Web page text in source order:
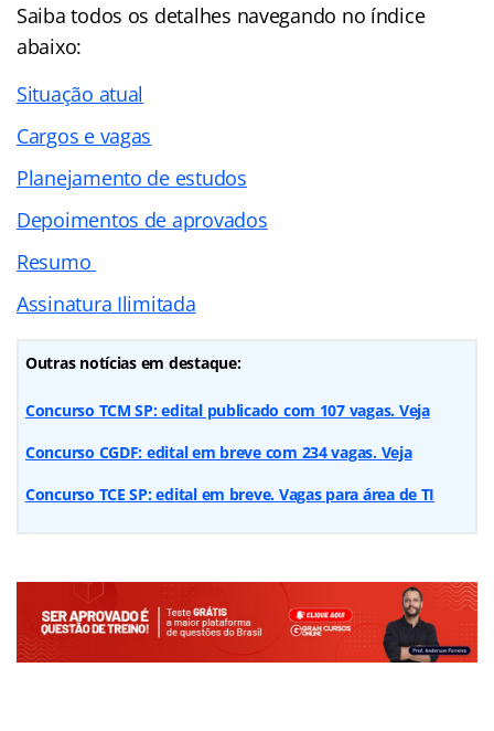
Saiba todos os detalhes navegando no índice
abaixo:
Situação atual
Cargos e vagas
Planejamento de estudos
Depoimentos de aprovados
Resumo
Assinatura Ilimitada
Outras notícias em destaque:
Concurso TCM SP: edital publicado com 107 vagas. Veja
Concurso CGDF: edital em breve com 234 vagas. Veja
Concurso TCE SP: edital em breve. Vagas para área de TI